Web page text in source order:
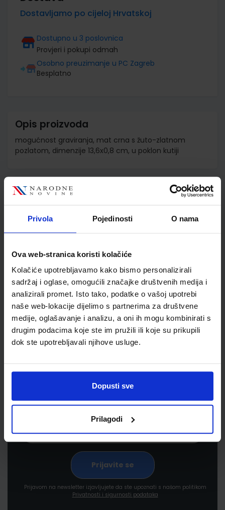
Privola Pojedinosti O nama
Ova web-stranica koristi kolačiće
Kolačiće upotrebljavamo kako bismo personalizirali
sadržaj i oglase, omogućili značajke društvenih medija i
analizirali promet. Isto tako, podatke o vašoj upotrebi
naše web-lokacije dijelimo s partnerima za društvene
medije, oglašavanje i analizu, a oni ih mogu kombinirati s
drugim podacima koje ste im pružili ili koje su prikupili
dok ste upotrebljavali njihove usluge.
Dopusti sve
Prilagodi
Dostavljamo po cijeloj Hrvatskoj
Dostupno u 3 poslovnica
Provjeri i pokupi odmah
Osobno preuzimanje u PC Zagreb
Besplatno
Opis proizvoda
mogućnost graviranja, mat crna s žuto-zlatnom
pozlatom, dimenzije 13,6x0,8 cm, u poklon kutiji
Detalji proizvoda
Šifra proizvoda
588759
proizvodima i uslugama, akcijama i drugim
pogodnostima
Prijavom na newsletter izjavljujete da ste upoznati s našom politikom
Privatnosti i sigurnosti podataka